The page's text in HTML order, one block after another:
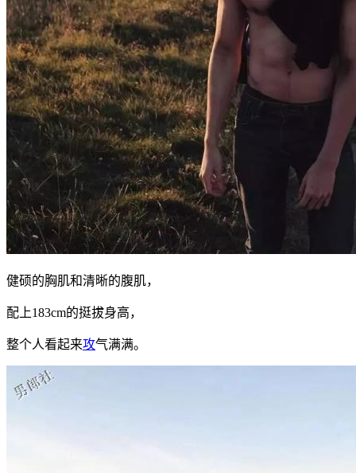
健硕的胸肌和清晰的腹肌，
配上183cm的挺拔身高，
整个人看起来攻气满满。